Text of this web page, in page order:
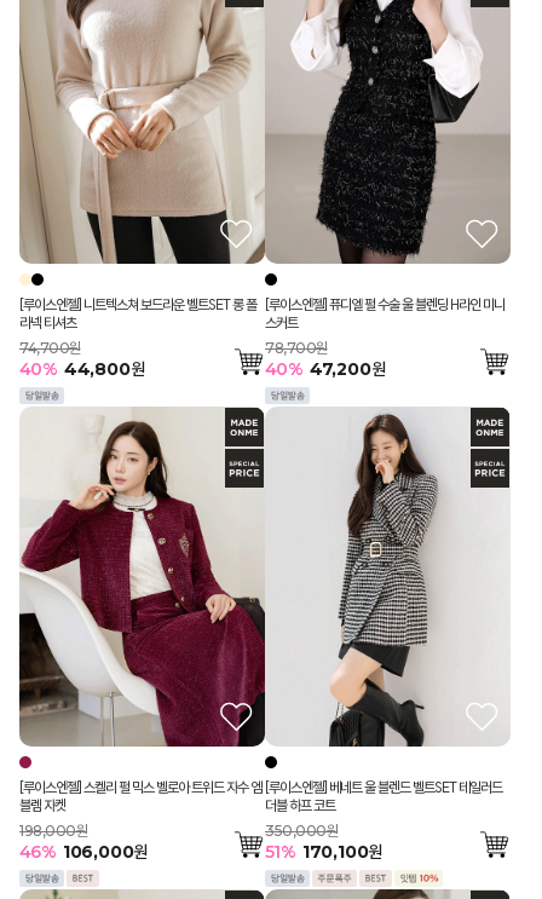
[루이스엔젤] 니트텍스쳐 보드라운 벨트SET 롱 폴
라넥 티셔츠
74,700원
40% 44,800원
[루이스엔젤] 퓨디엘 펄 수술 울 블렌딩 H라인 미니
스커트
78,700원
40% 47,200원
[루이스엔젤] 스켈리 펄 믹스 벨로아 트위드 자수 엠
블렘 자켓
198,000원
46% 106,000원
[루이스엔젤] 베네트 울 블렌드 벨트SET 테일러드
더블 하프 코트
350,000원
51% 170,100원